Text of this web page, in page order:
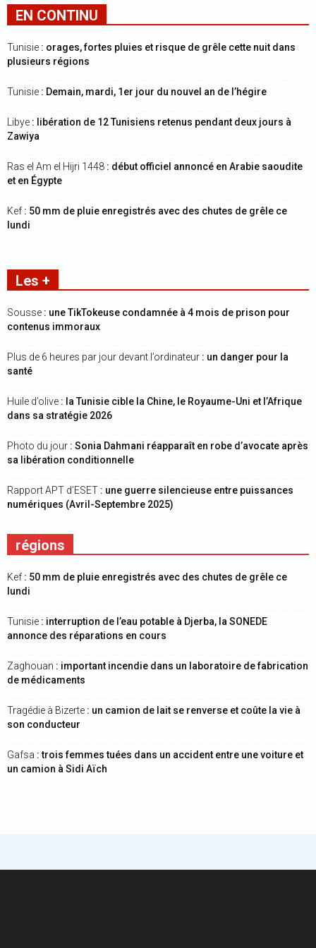
EN CONTINU
Tunisie : orages, fortes pluies et risque de grêle cette nuit dans
plusieurs régions
Tunisie : Demain, mardi, 1er jour du nouvel an de l’hégire
Libye : libération de 12 Tunisiens retenus pendant deux jours à
Zawiya
Ras el Am el Hijri 1448 : début officiel annoncé en Arabie saoudite
et en Égypte
Kef : 50 mm de pluie enregistrés avec des chutes de grêle ce
lundi
Les +
Sousse : une TikTokeuse condamnée à 4 mois de prison pour
contenus immoraux
Plus de 6 heures par jour devant l’ordinateur : un danger pour la
santé
Huile d’olive : la Tunisie cible la Chine, le Royaume-Uni et l’Afrique
dans sa stratégie 2026
Photo du jour : Sonia Dahmani réapparaît en robe d’avocate après
sa libération conditionnelle
Rapport APT d’ESET : une guerre silencieuse entre puissances
numériques (Avril-Septembre 2025)
régions
Kef : 50 mm de pluie enregistrés avec des chutes de grêle ce
lundi
Tunisie : interruption de l’eau potable à Djerba, la SONEDE
annonce des réparations en cours
Zaghouan : important incendie dans un laboratoire de fabrication
de médicaments
Tragédie à Bizerte : un camion de lait se renverse et coûte la vie à
son conducteur
Gafsa : trois femmes tuées dans un accident entre une voiture et
un camion à Sidi Aïch